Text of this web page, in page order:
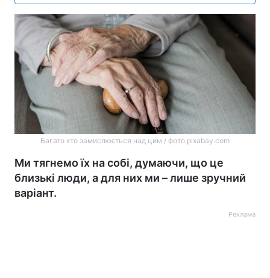
Багато хто замислюється над цим / фото pixabay.com
Ми тягнемо їх на собі, думаючи, що це
близькі люди, а для них ми – лише зручний
варіант.
Реклама